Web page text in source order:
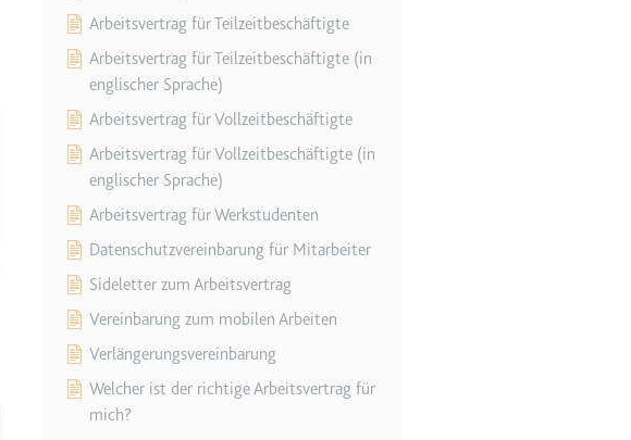
Inhalten zu verfolgen.
Arbeitsvertrag für Teilzeitbeschäftigte
Arbeitsvertrag für Teilzeitbeschäftigte (in
englischer Sprache)
Arbeitsvertrag für Vollzeitbeschäftigte
Arbeitsvertrag für Vollzeitbeschäftigte (in
englischer Sprache)
Arbeitsvertrag für Werkstudenten
Datenschutzvereinbarung für Mitarbeiter
Sideletter zum Arbeitsvertrag
Vereinbarung zum mobilen Arbeiten
Verlängerungsvereinbarung
Welcher ist der richtige Arbeitsvertrag für
mich?